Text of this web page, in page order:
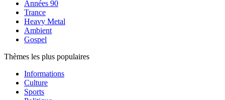
Années 90
Trance
Heavy Metal
Ambient
Gospel
Thèmes les plus populaires
Informations
Culture
Sports